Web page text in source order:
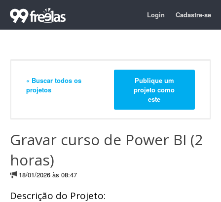
Login Cadastre-se
« Buscar todos os
projetos
Publique um
projeto como
este
Gravar curso de Power BI (2
horas)
18/01/2026 às 08:47
Descrição do Projeto: